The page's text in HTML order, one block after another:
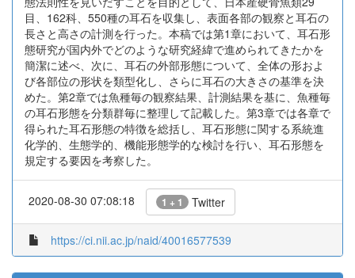
目、162科、550種の耳石を収集し、表面各部の観察と耳石の
長さと高さの計測を行った。本稿では第1章において、耳石形
態研究が国内外でどのような研究経緯で進められてきたかを
簡潔に述べ、次に、耳石の外部形態について、全体の形およ
び各部位の形状を類型化し、さらに耳石の大きさの基準を決
めた。第2章では魚種毎の観察結果、計測結果を基に、魚種毎
の耳石形態を分類群毎に整理して記載した。第3章では各章で
得られた耳石形態の特徴を総括し、耳石形態に関する系統進
化学的、生態学的、機能形態学的な検討を行い、耳石形態を
規定する要因を考察した。
2020-08-30 07:08:18 1 + 1 Twitter
https://ci.nii.ac.jp/naid/40016577539